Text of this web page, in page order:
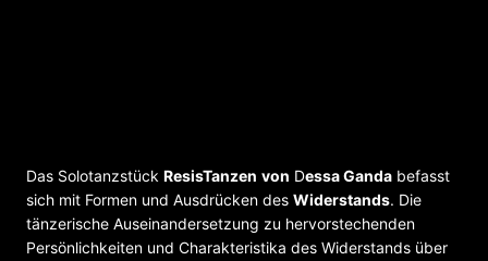
Das Solotanzstück ResisTanzen von Dessa Ganda befasst
sich mit Formen und Ausdrücken des Widerstands. Die
tänzerische Auseinandersetzung zu hervorstechenden
Persönlichkeiten und Charakteristika des Widerstands über